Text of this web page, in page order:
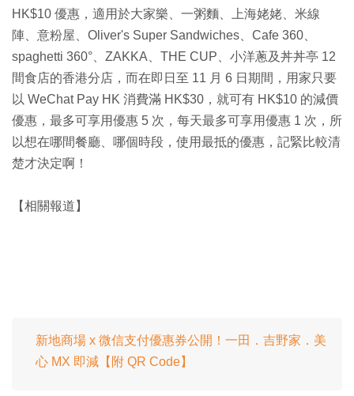
HK$10 優惠，適用於大家樂、一粥麵、上海姥姥、米線
陣、意粉屋、Oliver's Super Sandwiches、Cafe 360、
spaghetti 360°、ZAKKA、THE CUP、小洋蔥及丼丼亭 12
間食店的香港分店，而在即日至 11 月 6 日期間，用家只要
以 WeChat Pay HK 消費滿 HK$30，就可有 HK$10 的減價
優惠，最多可享用優惠 5 次，每天最多可享用優惠 1 次，所
以想在哪間餐廳、哪個時段，使用最抵的優惠，記緊比較清
楚才決定啊！
【相關報道】
新地商場 x 微信支付優惠券公開！一田．吉野家．美
心 MX 即減【附 QR Code】